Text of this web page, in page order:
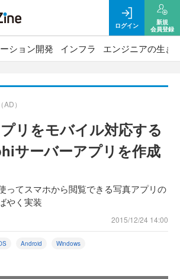
ログイン
新規
会員登録
ション開発 インフラ エンジニアの生き
（AD）
リをモバイル対応する
サーバーアプリを作成
ってスマホから閲覧できる写真アプリの
やく実装
2015/12/24 14:00
Android Windows